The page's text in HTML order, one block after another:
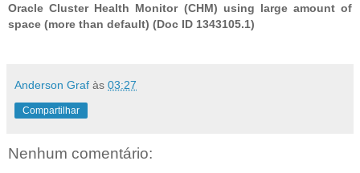
Oracle Cluster Health Monitor (CHM) using large amount of
space (more than default) (Doc ID 1343105.1)
Anderson Graf às 03:27
Compartilhar
Nenhum comentário: